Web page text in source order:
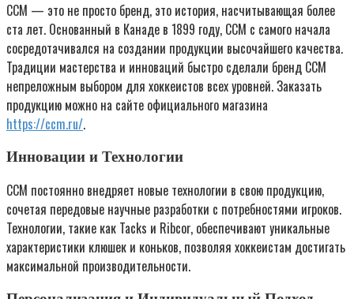
CCM — это не просто бренд, это история, насчитывающая более
ста лет. Основанный в Канаде в 1899 году, CCM с самого начала
сосредотачивался на создании продукции высочайшего качества.
Традиции мастерства и инноваций быстро сделали бренд CCM
непреложным выбором для хоккеистов всех уровней. Заказать
продукцию можно на сайте официального магазина
https://ccm.ru/.
Инновации и Технологии
CCM постоянно внедряет новые технологии в свою продукцию,
сочетая передовые научные разработки с потребностями игроков.
Технологии, такие как Tacks и Ribcor, обеспечивают уникальные
характеристики клюшек и коньков, позволяя хоккеистам достигать
максимальной производительности.